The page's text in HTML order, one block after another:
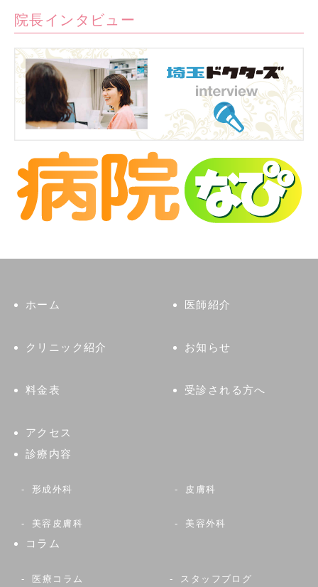
院長インタビュー
ホーム 医師紹介
クリニック紹介 お知らせ
料金表 受診される方へ
アクセス
診療内容
形成外科 皮膚科
美容皮膚科 美容外科
コラム
医療コラム スタッフブログ